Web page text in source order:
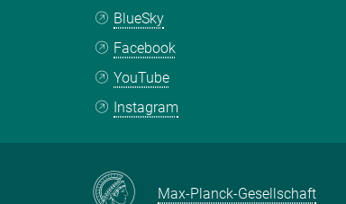
BlueSky
Facebook
YouTube
Instagram
Max-Planck-Gesellschaft